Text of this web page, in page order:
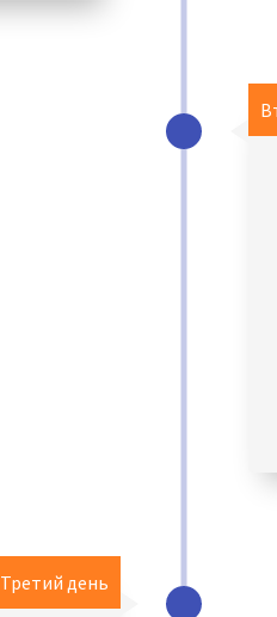
Третий день